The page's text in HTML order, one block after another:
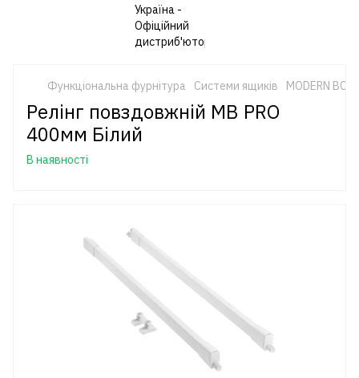
Функціональна фурнітура Системи ящиків MODERN BOX
Релінг повздовжній MB PRO
400мм Білий
В наявності